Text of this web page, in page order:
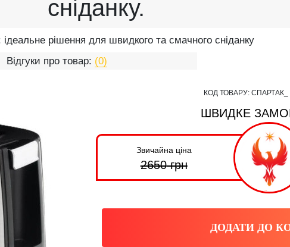
сніданку.
рішення для швидкого та смачного сніданку
Відгуки про товар: (0)
КОД ТОВАРУ: СПАРТАК_
ШВИДКЕ
Звичайна ціна
2650грн
ДОДАТИ ДО